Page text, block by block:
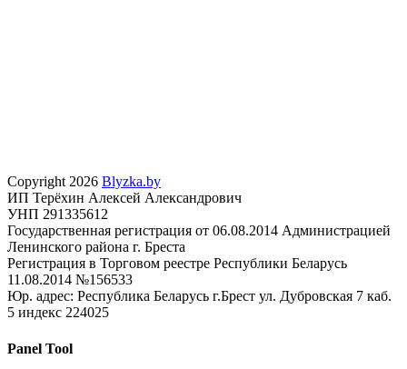
Copyright 2026 Blyzka.by
ИП Терёхин Алексей Александрович
УНП 291335612
Государственная регистрация от 06.08.2014 Администрацией
Ленинского района г. Бреста
Регистрация в Торговом реестре Республики Беларусь
11.08.2014 №156533
Юр. адрес: Республика Беларусь г.Брест ул. Дубровская 7 каб.
5 индекс 224025
Panel Tool